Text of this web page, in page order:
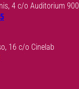
4 c/o Auditorium 900
16 c/o Cinelab